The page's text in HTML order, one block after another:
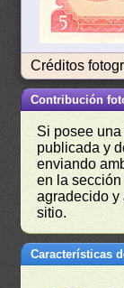
Créditos
Contribución
Si posee
publicada y
enviando
en la
agradecido y
sitio.
Características